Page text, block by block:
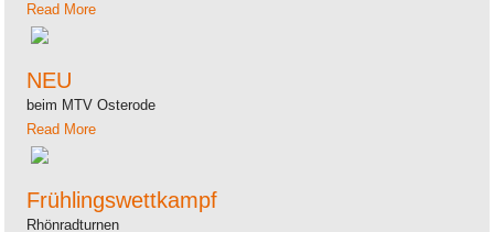
Read More
NEU
beim MTV Osterode
Read More
Frühlingswettkampf
Rhönradturnen